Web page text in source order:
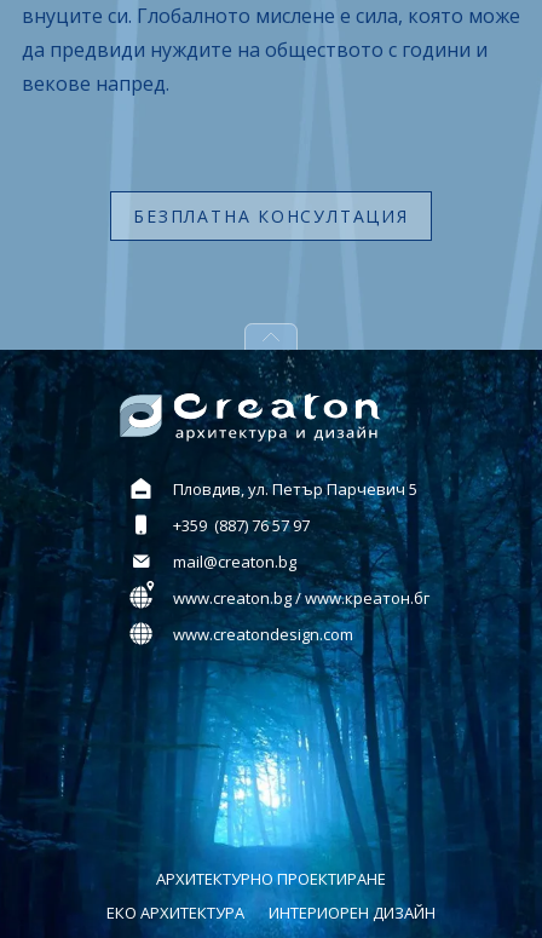
внуците си. Глобалното мислене е сила, която може
да предвиди нуждите на обществото с години и
векове напред.
БЕЗПЛАТНА КОНСУЛТАЦИЯ
Пловдив, ул. Петър Парчевич 5
+359 (887) 76 57 97
mail@creaton.bg
www.creaton.bg / www.креатон.бг
www.creatondesign.com
АРХИТЕКТУРНО ПРОЕКТИРАНЕ
ЕКО АРХИТЕКТУРА
ИНТЕРИОРЕН ДИЗАЙН